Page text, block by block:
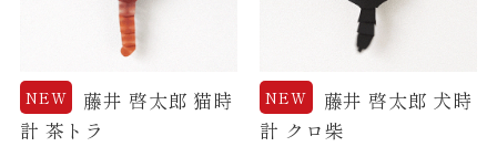
NEW
藤井 啓太郎 猫時
計 茶トラ
NEW
藤井 啓太郎 犬時
計 クロ柴